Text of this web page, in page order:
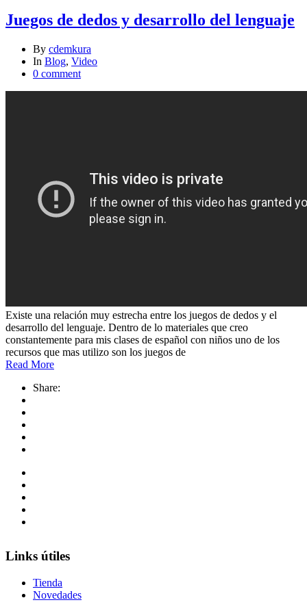
Juegos de dedos y desarrollo del lenguaje
By cdemkura
In Blog, Video
0 comment
Existe una relación muy estrecha entre los juegos de dedos y el
desarrollo del lenguaje. Dentro de lo materiales que creo
constantemente para mis clases de español con niños uno de los
recursos que mas utilizo son los juegos de
Read More
Share:
Links útiles
Tienda
Novedades